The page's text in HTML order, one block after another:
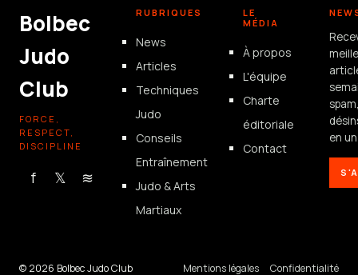
Bolbec
Judo
Club
FORCE,
RESPECT,
DISCIPLINE
f 𝕏 ≋
RUBRIQUES
News
Articles
Techniques
Judo
Conseils
Entraînement
Judo & Arts
Martiaux
LE
MÉDIA
À propos
L'équipe
Charte
éditoriale
Contact
en
© 2026 Bolbec Judo Club Mentions légales Confidentialité